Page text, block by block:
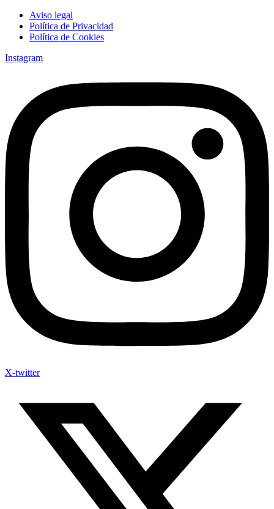
Aviso legal
Política de Privacidad
Política de Cookies
Instagram
X-twitter